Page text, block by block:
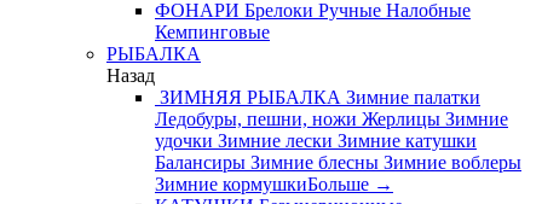
ФОНАРИ Брелоки Ручные Налобные
Кемпинговые
РЫБАЛКА
Назад
ЗИМНЯЯ РЫБАЛКА Зимние палатки
Ледобуры, пешни, ножи Жерлицы Зимние
удочки Зимние лески Зимние катушки
Балансиры Зимние блесны Зимние воблеры
Зимние кормушкиБольше →